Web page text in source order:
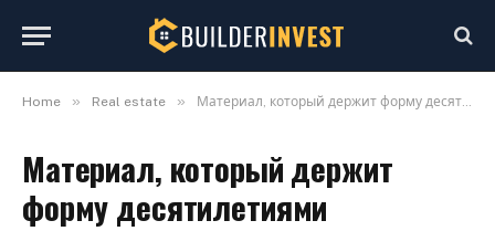
Home » Real estate » Материал, который держит форму десятилетиями
Материал, который держит
форму десятилетиями